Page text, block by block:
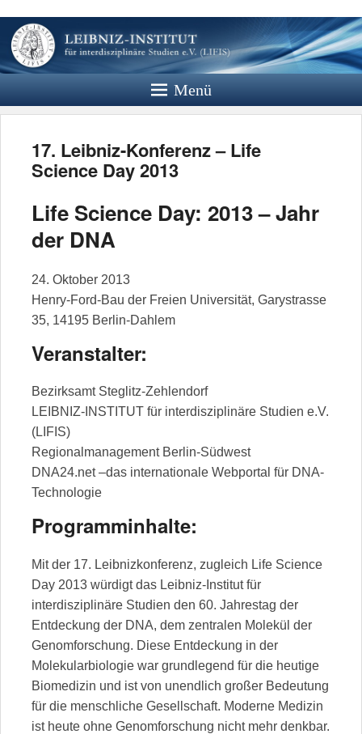
Leibniz
Institut
Website des Leibniz Instituts für
Interdisziplinäre Studien e.V.
Menü
17. Leibniz-Konferenz – Life
Science Day 2013
Life Science Day: 2013 – Jahr
der DNA
24. Oktober 2013
Henry-Ford-Bau der Freien Universität, Garystrasse
35, 14195 Berlin-Dahlem
Veranstalter:
Bezirksamt Steglitz-Zehlendorf
LEIBNIZ-INSTITUT für interdisziplinäre Studien e.V.
(LIFIS)
Regionalmanagement Berlin-Südwest
DNA24.net –das internationale Webportal für DNA-
Technologie
Programminhalte:
Mit der 17. Leibnizkonferenz, zugleich Life Science
Day 2013 würdigt das Leibniz-Institut für
interdisziplinäre Studien den 60. Jahrestag der
Entdeckung der DNA, dem zentralen Molekül der
Genomforschung. Diese Entdeckung in der
Molekularbiologie war grundlegend für die heutige
Biomedizin und ist von unendlich großer Bedeutung
für die menschliche Gesellschaft. Moderne Medizin
ist heute ohne Genomforschung nicht mehr denkbar.